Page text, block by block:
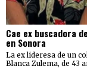
Cae ex buscadora
en Sonora
La ex lideresa de un
Blanca Zulema, de 43